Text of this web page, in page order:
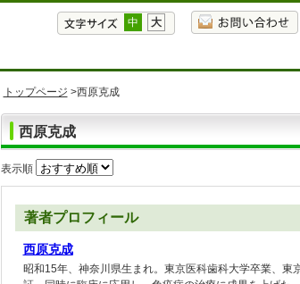
中 大
トップページ >西原克成
西原克成
表示順
著者プロフィール
西原克成
昭和15年、神奈川県生まれ。東京医科歯科大学卒業、